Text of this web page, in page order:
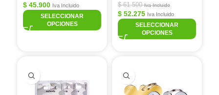
$ 45.900 Iva Incluido
SELECCIONAR
OPCIONES
$61.500 Iva Incluido
$ 52.275 Iva Incluido
SELECCIONAR
OPCIONES